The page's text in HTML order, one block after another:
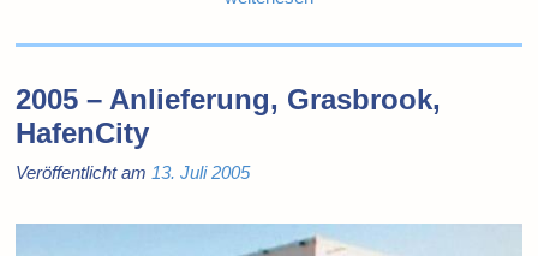
2005 – Anlieferung, Grasbrook,
HafenCity
Veröffentlicht am 13. Juli 2005